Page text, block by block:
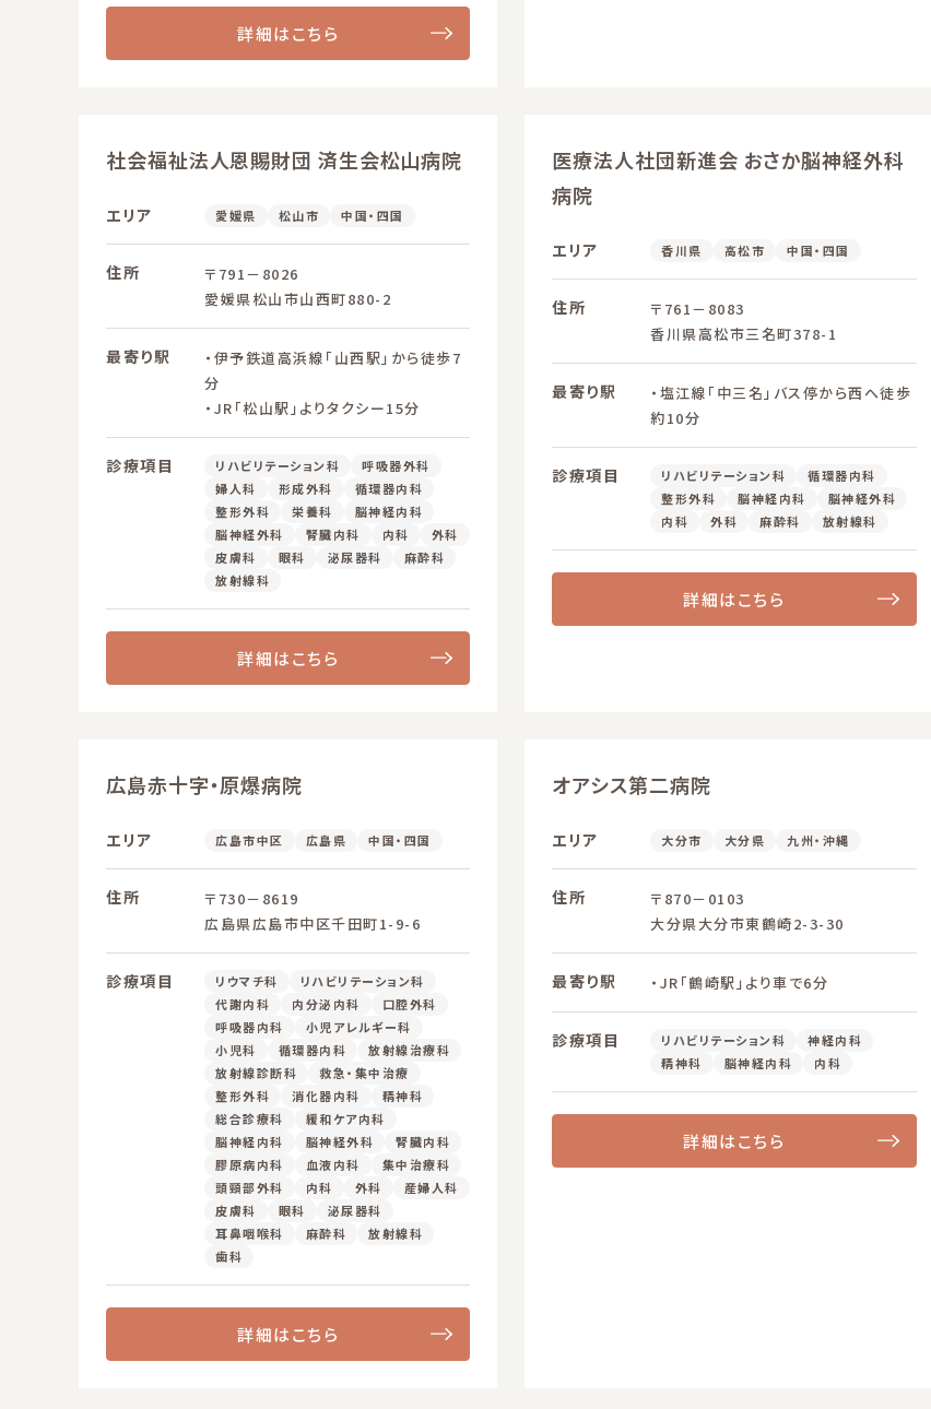
詳細はこちら
社会福祉法人恩賜財団 済生会松山病院
エリア 愛媛県 松山市 中国・四国
住所
〒791－8026
愛媛県松山市山西町880-2
最寄り駅
・伊予鉄道高浜線「山西駅」から徒歩7
分
・JR「松山駅」よりタクシー15分
診療項目 リハビリテーション科
呼吸器外科
婦人科
形成外科
循環器内科
整形外科
栄養科
脳神経内科
脳神経外科
腎臓内科 内科
外科
皮膚科
眼科 泌尿器科
麻酔科
放射線科
詳細はこちら
医療法人社団新進会 おさか脳神経外科
病院
エリア 香川県 高松市 中国・四国
住所
〒761－8083
香川県高松市三名町378-1
最寄り駅
・塩江線「中三名」バス停から西へ徒歩
約10分
診療項目 リハビリテーション科
循環器内科
整形外科
脳神経内科
脳神経外科
内科
外科 麻酔科 放射線科
詳細はこちら
広島赤十字・原爆病院
エリア 広島市中区 広島県 中国・四国
住所
〒730－8619
広島県広島市中区千田町1-9-6
診療項目 リウマチ科
リハビリテーション科
代謝内科
内分泌内科
口腔外科
呼吸器内科
小児アレルギー科
小児科
循環器内科
放射線治療科
放射線診断科
救急・集中治療
整形外科
消化器内科
精神科
総合診療科
緩和ケア内科
脳神経内科
脳神経外科
腎臓内科
膠原病内科
血液内科
集中治療科
頭頸部外科
内科 外科
産婦人科
皮膚科
眼科
泌尿器科
耳鼻咽喉科
麻酔科
放射線科
歯科
詳細はこちら
オアシス第二病院
エリア 大分市 大分県 九州・沖縄
住所
〒870－0103
大分県大分市東鶴崎2-3-30
最寄り駅 ・JR「鶴崎駅」より車で6分
診療項目 リハビリテーション科
神経内科
精神科
脳神経内科 内科
詳細はこちら